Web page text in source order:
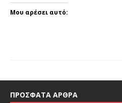
Μου αρέσει αυτό:
ΠΡΌΣΦΑΤΑ ΆΡΘΡΑ